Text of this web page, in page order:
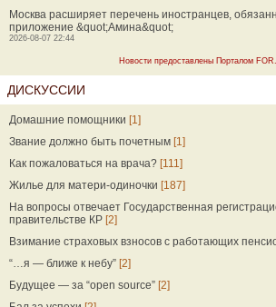
Москва расширяет перечень иностранцев,
приложение &quot;Амина&quot;
2026-08-07 22:44
Новости предоставлены Порталом
ДИСКУССИИ
Домашние помощники [1]
Звание должно быть почетным [1]
Как пожаловаться на врача? [111]
Жилье для матери-одиночки [187]
На вопросы отвечает Государственная
правительстве КР [2]
Взимание страховых взносов с работающих
“…я — ближе к небу” [2]
Будущее — за “open source” [2]